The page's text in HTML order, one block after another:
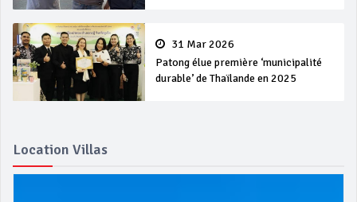
31 Mar 2026
Patong élue première ‘municipalité
durable’ de Thaïlande en 2025
Location Villas